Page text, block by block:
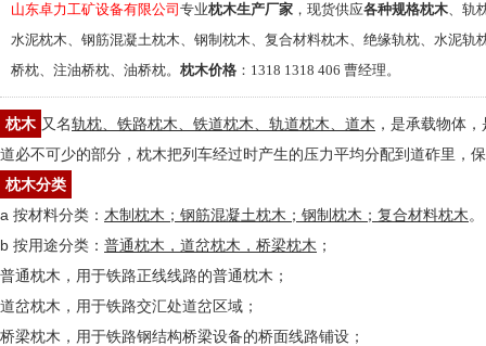
山东卓力工矿设备有限公司 专业枕木生产厂家 ，现货供应各种规格枕木、轨
水泥枕木、钢筋混凝土枕木、钢制枕木、复合材料枕木、绝缘轨枕、水泥
桥枕、注油桥枕、油桥枕。 枕木价格 ：1318 1318 406 曹经理。
枕木 又名轨枕、铁路枕木、铁道枕木、轨道枕木、道木 ，是承载物体
道必不可少的部分，枕木把列车经过时产生的压力平均分配到道砟里，
枕木分类
a 按材料分类： 木制枕木；钢筋混凝土枕木；钢制枕木；复合材料枕木。
b 按用途分类： 普通枕木，道岔枕木，桥梁枕木 ；
普通枕木，用于铁路正线线路的普通枕木；
道岔枕木，用于铁路交汇处道岔区域；
桥梁枕木，用于铁路钢结构桥梁设备的桥面线路铺设；